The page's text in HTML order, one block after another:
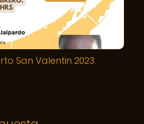
San Valentin 2023